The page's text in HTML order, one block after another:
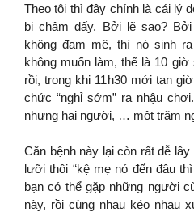
Theo tôi thì đây chính là cái lý
bị chậm đấy. Bởi lẽ sao?
không đam mê, thì nó sinh
không muốn làm, thế là 10
rồi, trong khi 11h30 mới tan
chức “nghỉ sớm” ra nhậu
nhưng hai người, … một trăm
Căn bệnh này lại còn rất dễ
lưỡi thôi “kệ mẹ nó đến đâu
bạn có thể gặp những người
này, rồi cùng nhau kéo nhau